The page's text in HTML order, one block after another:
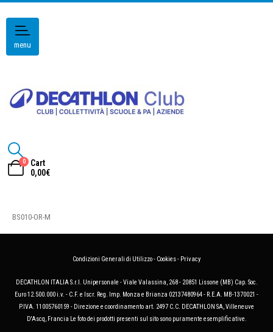
menu
0
Cart
0,00€
BS010-OR-M
Condizioni Generali di Utilizzo- Cookies- Privacy
DECATHLON ITALIA S.r.l. Unipersonale - Viale Valassina, 268 - 20851 Lissone (MB) Cap. Soc.
Euro 12.500.000 i.v. - C.F. e Iscr. Reg. Imp. Monza e Brianza 02137480964 - R.E.A. MB-1370021 -
P.IVA. 11005760159 - Direzione e coordinamento art. 2497 C.C. DECATHLON SA, Villeneuve
D'Ascq, Francia Le foto dei prodotti presenti sul sito sono puramente esemplificative.